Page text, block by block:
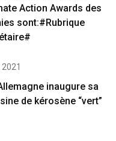
Action Awards des
sont:#Rubrique
inaugure sa
de kérosène “vert”